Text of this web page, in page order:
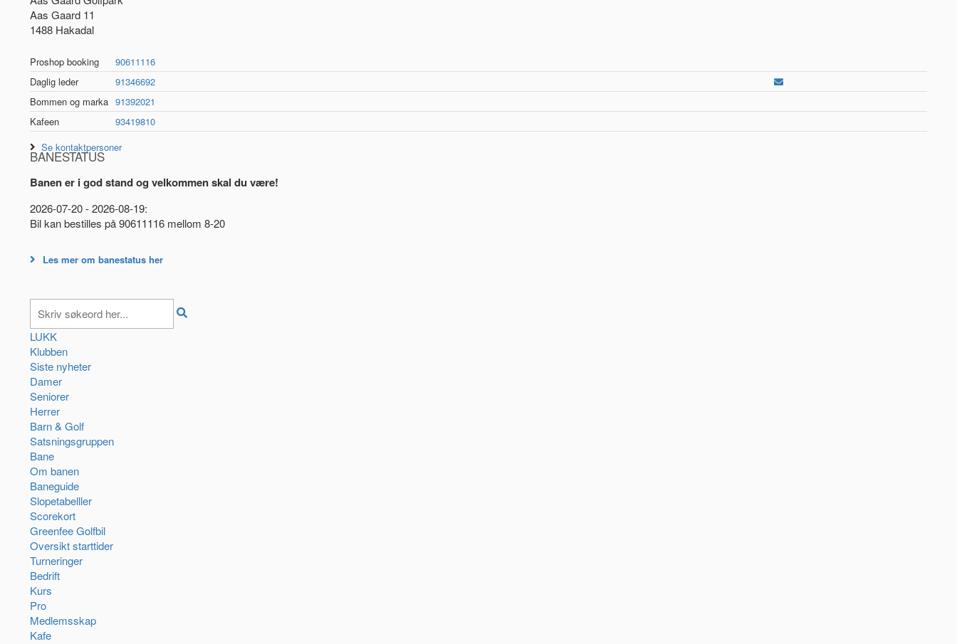
Aas Gaard 11
1488 Hakadal
Proshop booking
90611116
Daglig leder
91346692
Bommen og marka 91392021
Kafeen
93419810
Se kontaktpersoner
BANESTATUS
Banen er i god stand og velkommen skal du være!
2026-07-20 - 2026-08-19:
Bil kan bestilles på 90611116 mellom 8-20
Les mer om banestatus her
LUKK
Klubben
Siste nyheter
Damer
Seniorer
Herrer
Barn & Golf
Satsningsgruppen
Bane
Om banen
Baneguide
Slopetabelller
Scorekort
Greenfee Golfbil
Oversikt starttider
Turneringer
Bedrift
Kurs
Pro
Medlemsskap
Kafe